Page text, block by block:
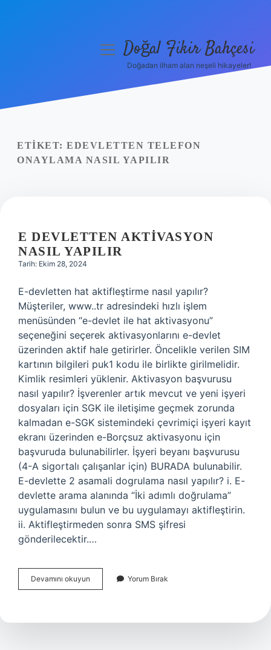
Yasal Uyarı
menüyüDoğal Fikir Bahçesi
Doğadan ilham alan neşeli hikayeler!
ETIKET: EDEVLETTEN TELEFON
ONAYLAMA NASIL YAPILIR
E DEVLETTEN AKTIVASYON
NASIL YAPILIR
Tarih: Ekim 28, 2024
E-devletten hat aktifleştirme nasıl yapılır?
Müşteriler, www..tr adresindeki hızlı işlem
menüsünden “e-devlet ile hat aktivasyonu”
seçeneğini seçerek aktivasyonlarını e-devlet
üzerinden aktif hale getirirler. Öncelikle verilen SIM
kartının bilgileri puk1 kodu ile birlikte girilmelidir.
Kimlik resimleri yüklenir. Aktivasyon başvurusu
nasıl yapılır? İşverenler artık mevcut ve yeni işyeri
dosyaları için SGK ile iletişime geçmek zorunda
kalmadan e-SGK sistemindeki çevrimiçi işyeri kayıt
ekranı üzerinden e-Borçsuz aktivasyonu için
başvuruda bulunabilirler. İşyeri beyanı başvurusu
(4-A sigortalı çalışanlar için) BURADA bulunabilir.
E-devlette 2 asamali dogrulama nasıl yapılır? i. E-
devlette arama alanında “İki adımlı doğrulama”
uygulamasını bulun ve bu uygulamayı aktifleştirin.
ii. Aktifleştirmeden sonra SMS şifresi
gönderilecektir.…
Devamını okuyun
Devletten
Yapılır
Yorum Bırak